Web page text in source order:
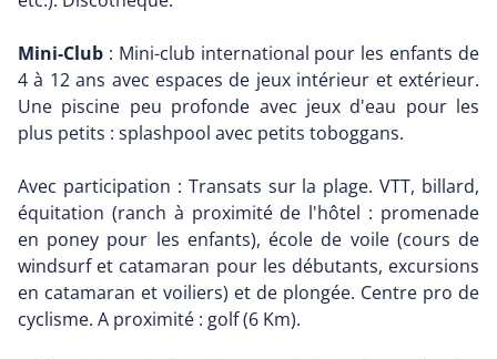
Mini-Club : Mini-club international pour les enfants de
4 à 12 ans avec espaces de jeux intérieur et extérieur.
Une piscine peu profonde avec jeux d'eau pour les
plus petits : splashpool avec petits toboggans.
Avec participation : Transats sur la plage. VTT, billard,
équitation (ranch à proximité de l'hôtel : promenade
en poney pour les enfants), école de voile (cours de
windsurf et catamaran pour les débutants, excursions
en catamaran et voiliers) et de plongée. Centre pro de
cyclisme. A proximité : golf (6 Km).